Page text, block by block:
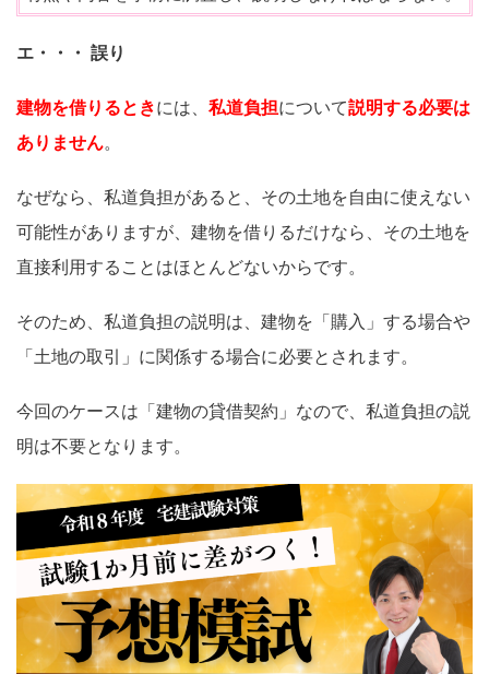
エ・・・ 誤り
建物を借りるときには、 私道負担について説明する必要は
ありません。
なぜなら、私道負担があると、その土地を自由に使えない
可能性がありますが、建物を借りるだけなら、その土地を
直接利用することはほとんどないからです。
そのため、私道負担の説明は、建物を「購入」する場合や
「土地の取引」に関係する場合に必要とされます。
今回のケースは「建物の貸借契約」なので、私道負担の説
明は不要となります。